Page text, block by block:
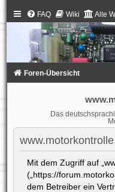
FAQ Wiki Alte
Foren-Übersicht
Das
Mit dem Zugriff auf
(„https://
dem Betreiber ein